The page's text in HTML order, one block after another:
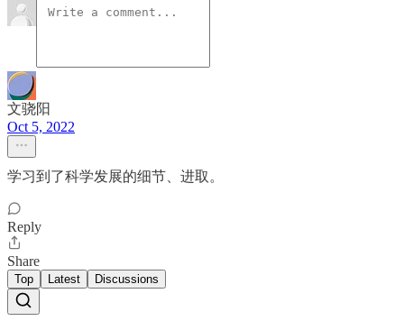
文骁阳
Oct 5, 2022
学习到了科学发展的细节、进取。
Reply
Share
Top Latest Discussions